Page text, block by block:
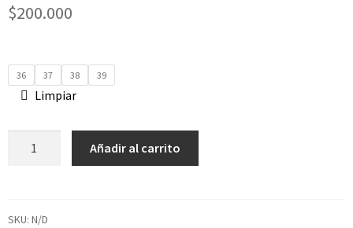
$200.000
36 37 38 39
Limpiar
Añadir al carrito
SKU: N/D